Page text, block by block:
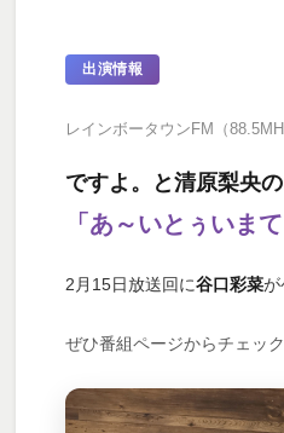
出演情報
レインボータウンFM（
ですよ。と清原梨央
「あ～いとぅいまて
2月15日放送回に谷口彩菜が
ぜひ番組ページからチェッ